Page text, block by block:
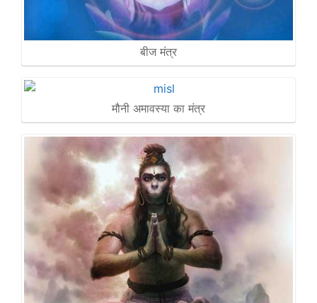
बीज मंत्र
मौनी अमावस्या का मंत्र